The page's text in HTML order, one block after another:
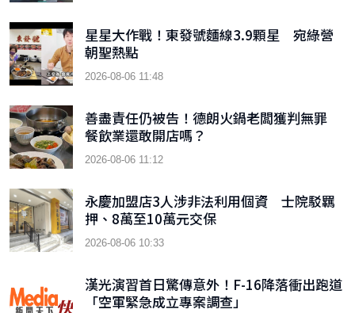
星星大作戰！東發號麵線3.9顆星 宛綠營
朝聖熱點
2026-08-06 11:48
善盡責任仍被告！德朗火鍋老闆獲判無罪
餐飲業還敢開店嗎？
2026-08-06 11:12
永慶加盟店3人涉非法利用個資 士院駁羈
押、8萬至10萬元交保
2026-08-06 10:33
漢光演習首日驚傳意外！F-16降落衝出跑道
「空軍緊急成立專案調查」